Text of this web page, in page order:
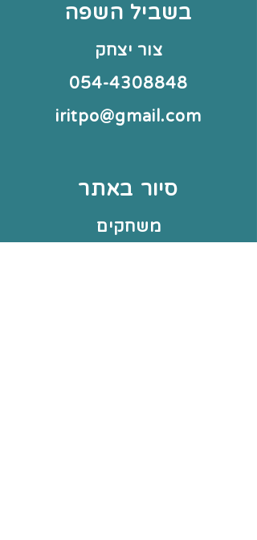
בשביל השפה
צור יצחק
054-4308848
iritpo@gmail.com
סיור באתר
משחקים